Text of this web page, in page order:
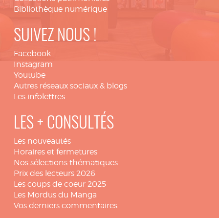
Bibliothèque numérique
SUIVEZ NOUS !
Facebook
Instagram
Youtube
Autres réseaux sociaux & blogs
Les infolettres
LES + CONSULTÉS
Les nouveautés
Horaires et fermetures
Nos sélections thématiques
Prix des lecteurs 2026
Les coups de coeur 2025
Les Mordus du Manga
Vos derniers commentaires